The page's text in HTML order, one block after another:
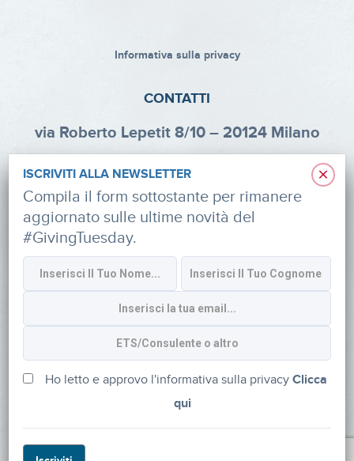
Informativa sulla privacy
CONTATTI
via Roberto Lepetit 8/10 – 20124 Milano
Tel: +39 02 47924880
CF: 91374340379
SOCIAL
×
ISCRIVITI ALLA NEWSLETTER
Compila il form sottostante per rimanere
aggiornato sulle ultime novità del
#GivingTuesday.
Ho letto e approvo l'informativa sulla privacyClicca
qui
Powered by